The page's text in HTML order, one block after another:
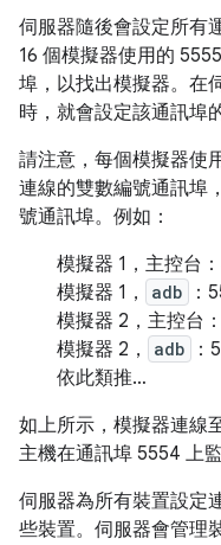
伺服器隨後會設定所有
16 個模擬器使用的
埠，以找出模擬器。在
時，就會設定該通訊埠
請注意，每個模擬器使
連線的雙數編號通訊埠
號通訊埠。例如：
模擬器 1，主控台
模擬器 1，
adb
：
模擬器 2，主控台
模擬器 2，
adb
：
依此類推…
如上所示，模擬器連線
主機在通訊埠 5554 上
伺服器為所有裝置設定
些裝置。伺服器會管理